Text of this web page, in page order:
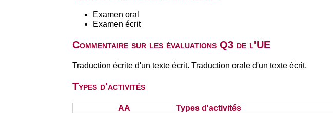
Examen oral
Examen écrit
Commentaire sur les évaluations Q3 de l'UE
Traduction écrite d'un texte écrit. Traduction orale d'un texte écrit.
Types d'activités
AA Types d'activités